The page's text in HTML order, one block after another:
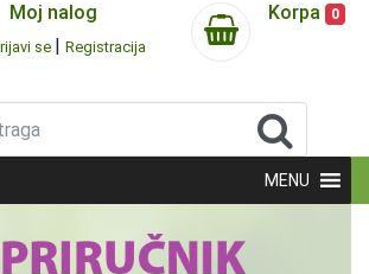
Moj nalog
se | Registracija
Korpa 0
MENU